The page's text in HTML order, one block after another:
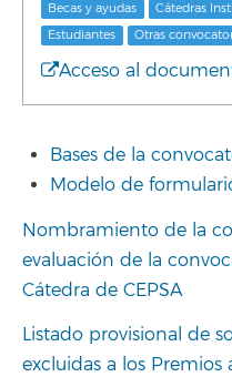
Becas y ayudas
Cátedras
Estudiantes
Otras
Acceso al
Bases de la
Modelo de
Nombramiento de la
evaluación de la
Cátedra de CEPSA
Listado provisional de
excluidas a los Premios